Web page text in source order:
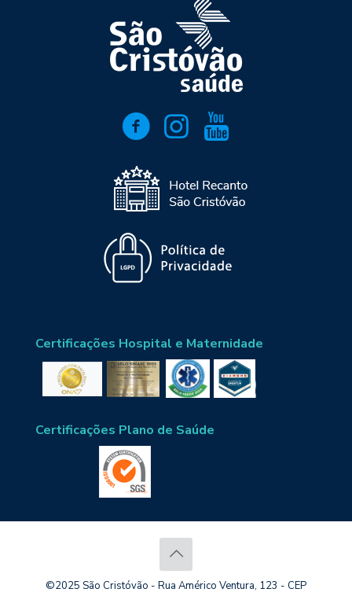
Certificações Hospital e Maternidade
Certificações Plano de Saúde
©2025 São Cristóvão - Rua Américo Ventura, 123 - CEP